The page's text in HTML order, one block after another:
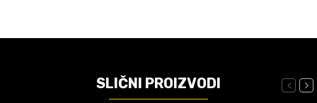
SLIČNI PROIZVODI